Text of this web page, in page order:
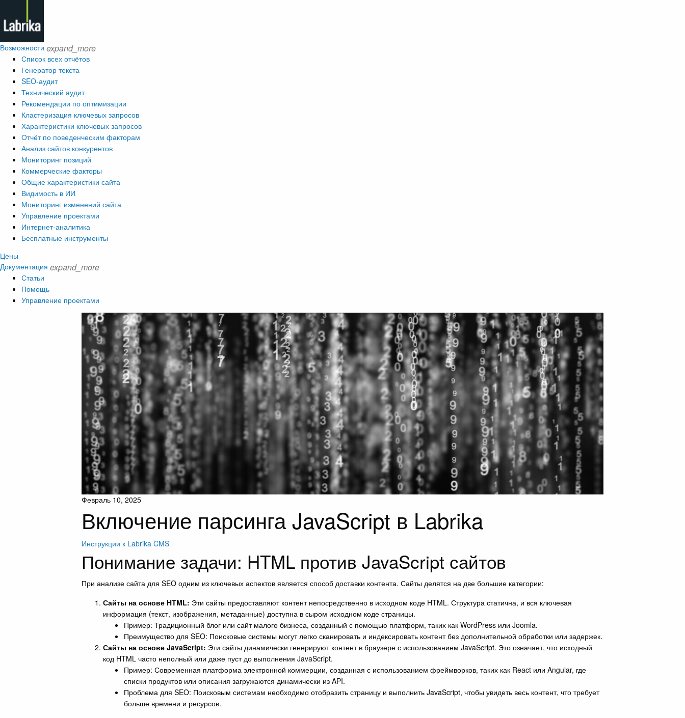
Возможности expand_more
Список всех отчётов
Генератор текста
SEO-аудит
Технический аудит
Рекомендации по оптимизации
Кластеризация ключевых запросов
Характеристики ключевых запросов
Отчёт по поведенческим факторам
Анализ сайтов конкурентов
Мониторинг позиций
Коммерческие факторы
Общие характеристики сайта
Видимость в ИИ
Мониторинг изменений сайта
Управление проектами
Интернет-аналитика
Бесплатные инструменты
Цены
Документация expand_more
Статьи
Помощь
Управление проектами
Февраль 10, 2025
Включение парсинга JavaScript в Labrika
Инструкции к Labrika CMS
Понимание задачи: HTML против JavaScript сайтов
При анализе сайта для SEO одним из ключевых аспектов является способ доставки контента. Сайты делятся на две большие категории:
Сайты на основе HTML: Эти сайты предоставляют контент непосредственно в исходном коде HTML. Структура статична, и вся ключевая
информация (текст, изображения, метаданные) доступна в сыром исходном коде страницы.
Пример: Традиционный блог или сайт малого бизнеса, созданный с помощью платформ, таких как WordPress или Joomla.
Преимущество для SEO: Поисковые системы могут легко сканировать и индексировать контент без дополнительной обработки или задержек.
Сайты на основе JavaScript: Эти сайты динамически генерируют контент в браузере с использованием JavaScript. Это означает, что исходный
код HTML часто неполный или даже пуст до выполнения JavaScript.
Пример: Современная платформа электронной коммерции, созданная с использованием фреймворков, таких как React или Angular, где
списки продуктов или описания загружаются динамически из API.
Проблема для SEO: Поисковым системам необходимо отобразить страницу и выполнить JavaScript, чтобы увидеть весь контент, что требует
больше времени и ресурсов.